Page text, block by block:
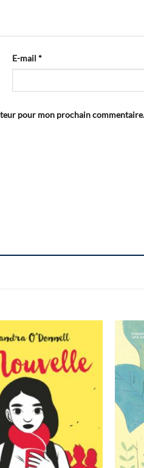
E-mail *
pour mon prochain commentaire.